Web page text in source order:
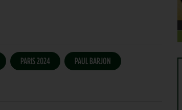
PARIS 2024 PAUL BARJON